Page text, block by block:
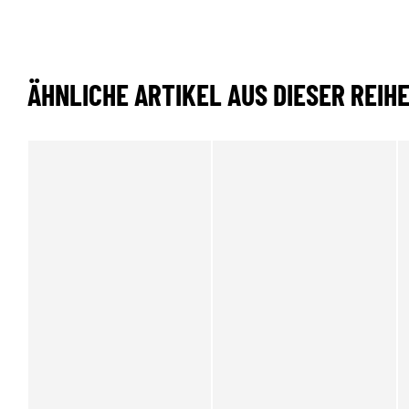
ÄHNLICHE ARTIKEL AUS DIESER REIHE